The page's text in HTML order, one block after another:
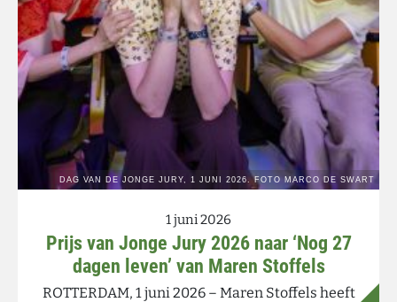
1 juni 2026
Prijs van Jonge Jury 2026 naar ‘Nog 27
dagen leven’ van Maren Stoffels
ROTTERDAM, 1 juni 2026 – Maren Stoffels heeft